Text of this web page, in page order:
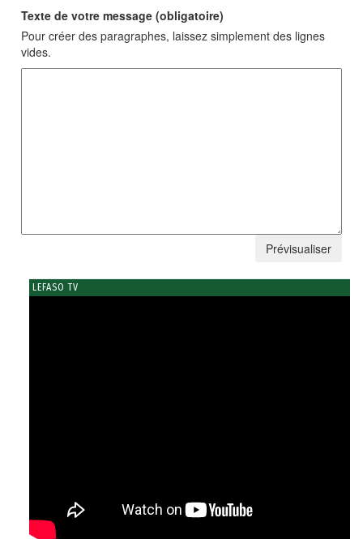
Texte de votre message (obligatoire)
Pour créer des paragraphes, laissez simplement des lignes
vides.
LEFASO TV